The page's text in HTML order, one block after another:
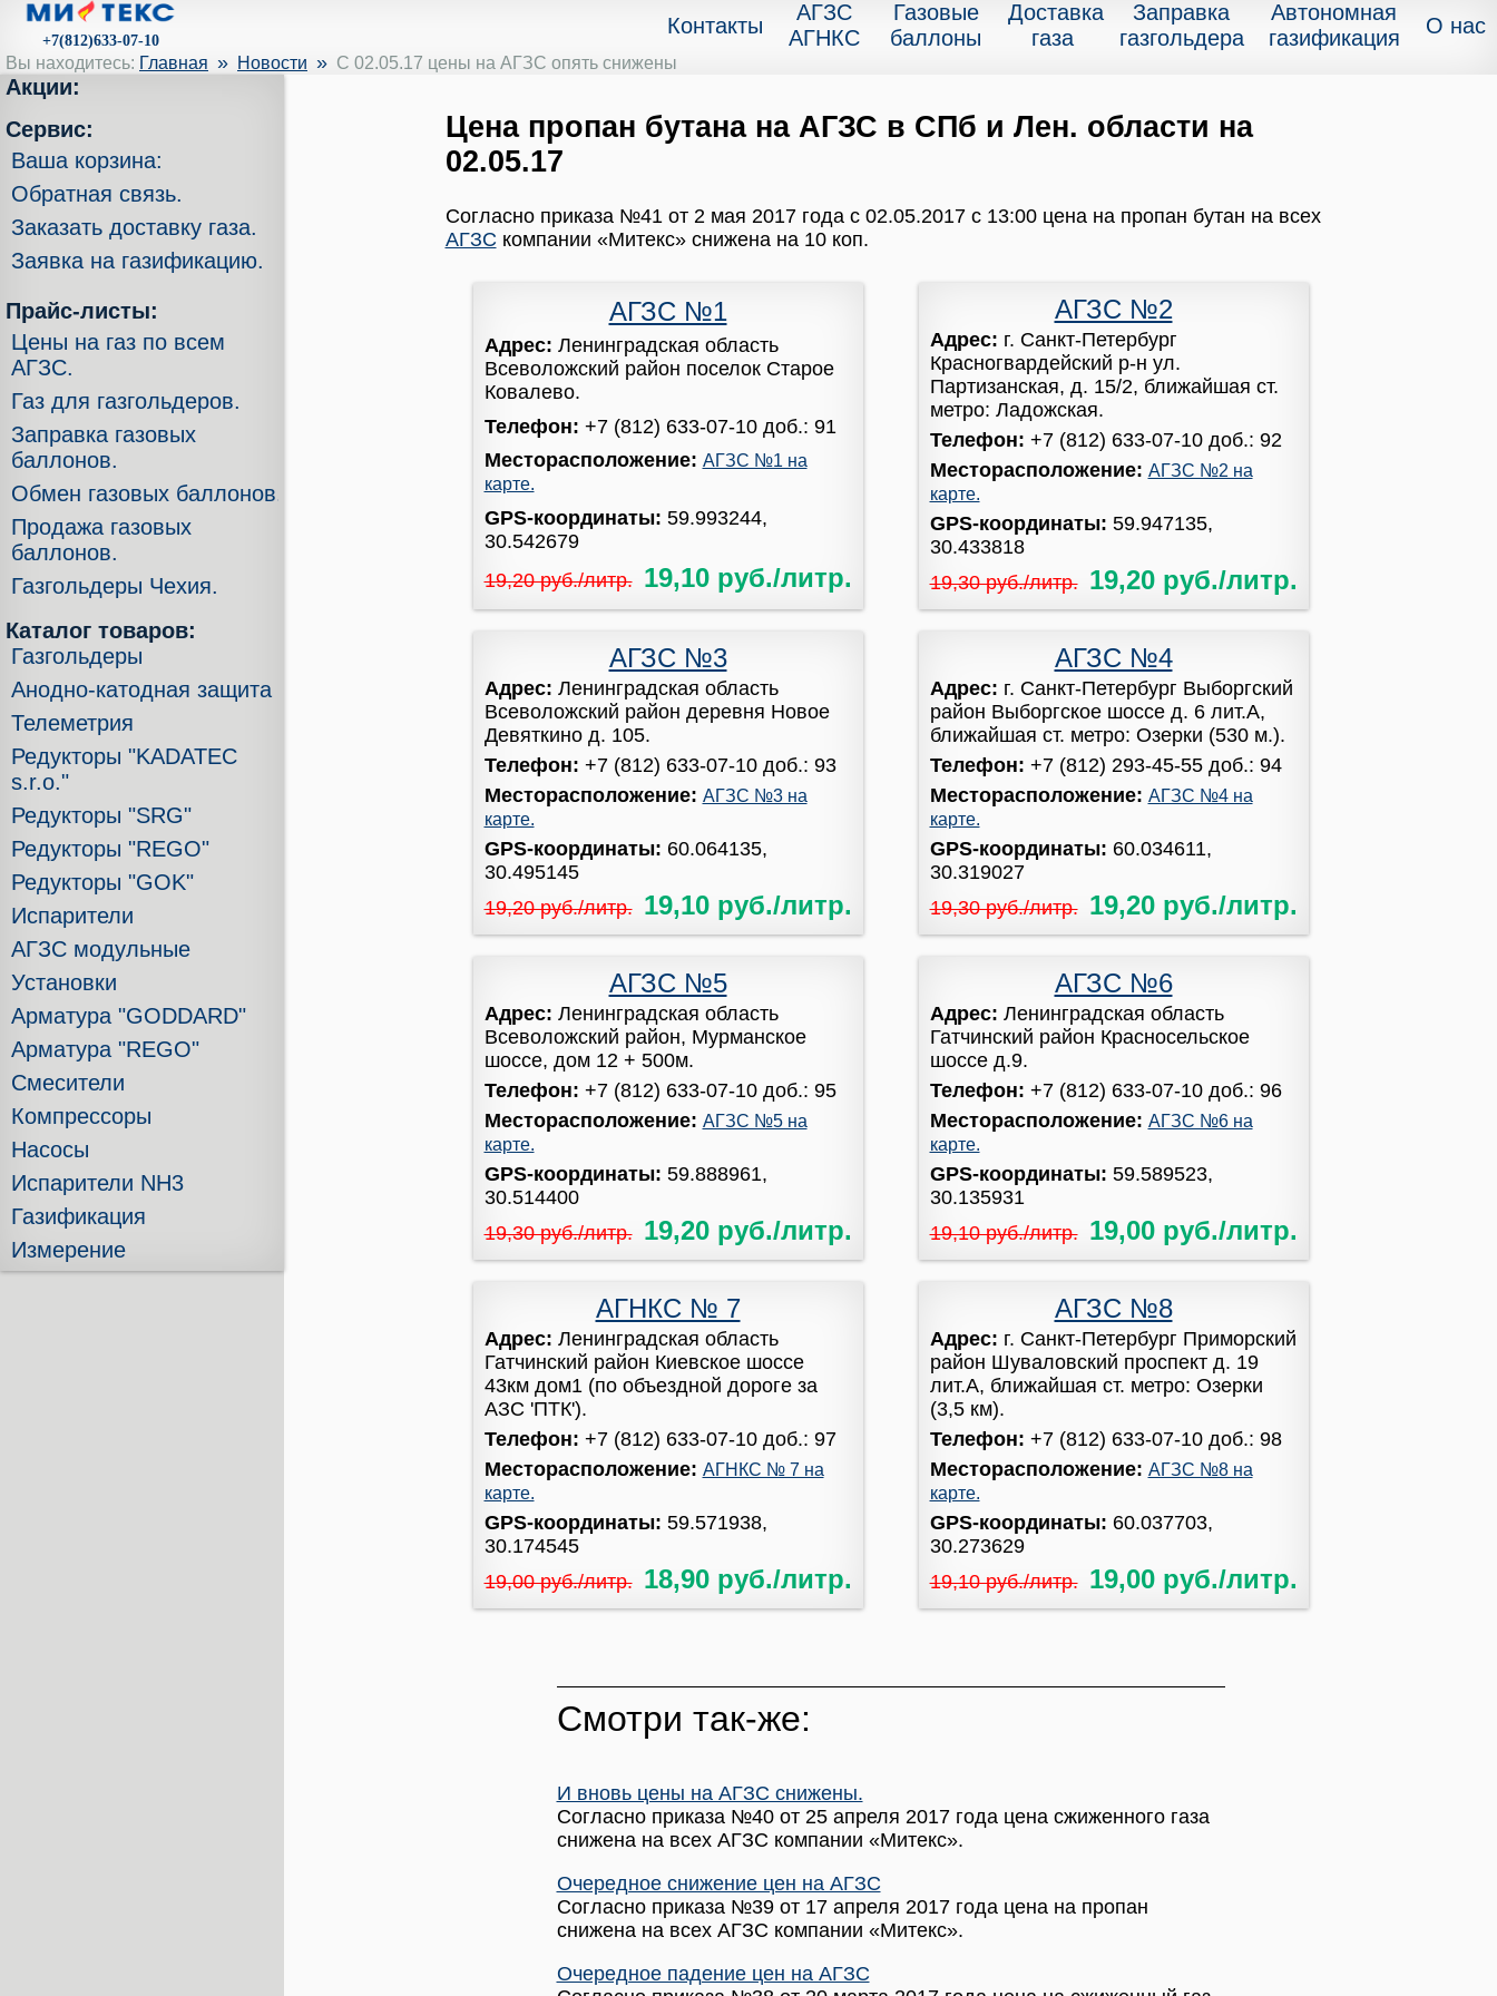
+7(812)633-07-10
Контакты
АГЗС
АГНКС
Газовые
баллоны
Доставка
газа
Заправка
газгольдера
Автономная
газификация
О нас
Вы находитесь: Главная » Новости » C 02.05.17 цены на АГЗС опять снижены
Цена пропан бутана на АГЗС в СПб и Лен. области на
02.05.17
Согласно приказа №41 от 2 мая 2017 года с 02.05.2017 с 13:00 цена на пропан бутан на всех
АГЗС компании «Митекс» снижена на 10 коп.
АГЗС №1
Адрес: Ленинградская область
Всеволожский район поселок Старое
Ковалево.
Телефон: +7 (812) 633-07-10 доб.: 91
Месторасположение: АГЗС №1 на
карте.
GPS-координаты: 59.993244,
30.542679
19,20 руб./литр. 19,10 руб./литр.
АГЗС №2
Адрес: г. Санкт-Петербург
Красногвардейский р-н ул.
Партизанская, д. 15/2, ближайшая ст.
метро: Ладожская.
Телефон: +7 (812) 633-07-10 доб.: 92
Месторасположение: АГЗС №2 на
карте.
GPS-координаты: 59.947135,
30.433818
19,30 руб./литр. 19,20 руб./литр.
АГЗС №3
Адрес: Ленинградская область
Всеволожский район деревня Новое
Девяткино д. 105.
Телефон: +7 (812) 633-07-10 доб.: 93
Месторасположение: АГЗС №3 на
карте.
GPS-координаты: 60.064135,
30.495145
19,20 руб./литр. 19,10 руб./литр.
АГЗС №4
Адрес: г. Санкт-Петербург Выборгский
район Выборгское шоссе д. 6 лит.А,
ближайшая ст. метро: Озерки (530 м.).
Телефон: +7 (812) 293-45-55 доб.: 94
Месторасположение: АГЗС №4 на
карте.
GPS-координаты: 60.034611,
30.319027
19,30 руб./литр. 19,20 руб./литр.
АГЗС №5
Адрес: Ленинградская область
Всеволожский район, Мурманское
шоссе, дом 12 + 500м.
Телефон: +7 (812) 633-07-10 доб.: 95
Месторасположение: АГЗС №5 на
карте.
GPS-координаты: 59.888961,
30.514400
19,30 руб./литр. 19,20 руб./литр.
АГЗС №6
Адрес: Ленинградская область
Гатчинский район Красносельское
шоссе д.9.
Телефон: +7 (812) 633-07-10 доб.: 96
Месторасположение: АГЗС №6 на
карте.
GPS-координаты: 59.589523,
30.135931
19,10 руб./литр. 19,00 руб./литр.
АГНКС № 7
Адрес: Ленинградская область
Гатчинский район Киевское шоссе
43км дом1 (по объездной дороге за
АЗС 'ПТК').
Телефон: +7 (812) 633-07-10 доб.: 97
Месторасположение: АГНКС № 7 на
карте.
GPS-координаты: 59.571938,
30.174545
19,00 руб./литр. 18,90 руб./литр.
АГЗС №8
Адрес: г. Санкт-Петербург Приморский
район Шуваловский проспект д. 19
лит.А, ближайшая ст. метро: Озерки
(3,5 км).
Телефон: +7 (812) 633-07-10 доб.: 98
Месторасположение: АГЗС №8 на
карте.
GPS-координаты: 60.037703,
30.273629
19,10 руб./литр. 19,00 руб./литр.
Смотри так-же:
И вновь цены на АГЗС снижены.
Согласно приказа №40 от 25 апреля 2017 года цена сжиженного газа
снижена на всех АГЗС компании «Митекс».
Очередное снижение цен на АГЗС
Согласно приказа №39 от 17 апреля 2017 года цена на пропан
снижена на всех АГЗС компании «Митекс».
Очередное падение цен на АГЗС
Акции:
Сервис:
Ваша корзина:
Обратная связь.
Заказать доставку газа.
Заявка на газификацию.
Прайс-листы:
Цены на газ по всем
АГЗС.
Газ для газгольдеров.
Заправка газовых
баллонов.
Обмен газовых баллонов.
Продажа газовых
баллонов.
Газгольдеры Чехия.
Каталог товаров:
Газгольдеры
Анодно-катодная защита
Телеметрия
Редукторы "KADATEC
s.r.o."
Редукторы "SRG"
Редукторы "REGO"
Редукторы "GOK"
Испарители
АГЗС модульные
Установки
Арматура "GODDARD"
Арматура "REGO"
Смесители
Компрессоры
Насосы
Испарители NH3
Газификация
Измерение